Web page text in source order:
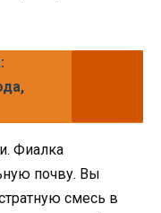
Фиалка
почву. Вы
смесь в